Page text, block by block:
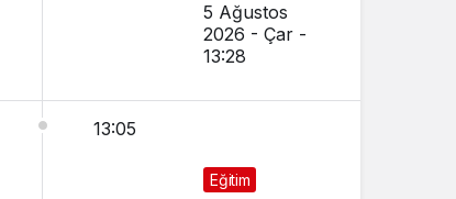
5 Ağustos
2026 - Çar -
13:28
13:05
Eğitim